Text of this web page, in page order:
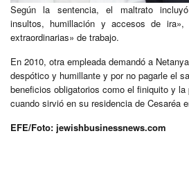
Según la sentencia, el maltrato incluyó
insultos, humillación y accesos de ira»,
extraordinarias» de trabajo.
En 2010, otra empleada demandó a
despótico y humillante y por no pagarle el
beneficios obligatorios como el finiquito y la
cuando sirvió en su residencia de Cesaréa
EFE/Foto: jewishbusinessnews.com